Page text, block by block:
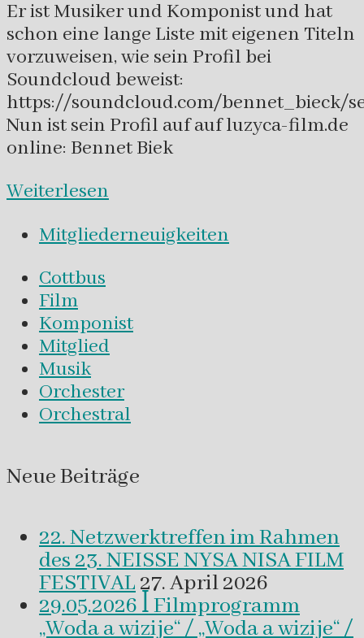
Er ist Musiker und Komponist und hat
schon eine lange Liste mit eigenen Titeln
vorzuweisen, wie sein Profil bei
Soundcloud beweist:
https://soundcloud.com/bennet_bieck/
Nun ist sein Profil auf auf luzyca-film.de
online: Bennet Biek
Weiterlesen
Mitgliederneuigkeiten
Cottbus
Film
Komponist
Mitglied
Musik
Orchester
Orchestral
Neue Beiträge
22. Netzwerktreffen im Rahmen
des 23. NEISSE NYSA NISA FILM
FESTIVAL27. April 2026
29.05.2026 ꟾ Filmprogramm
„Woda a wizije“ / „Woda a wizije“ /